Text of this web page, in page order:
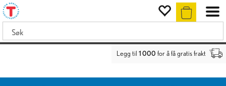
Legg til 1 000 for å få gratis frakt